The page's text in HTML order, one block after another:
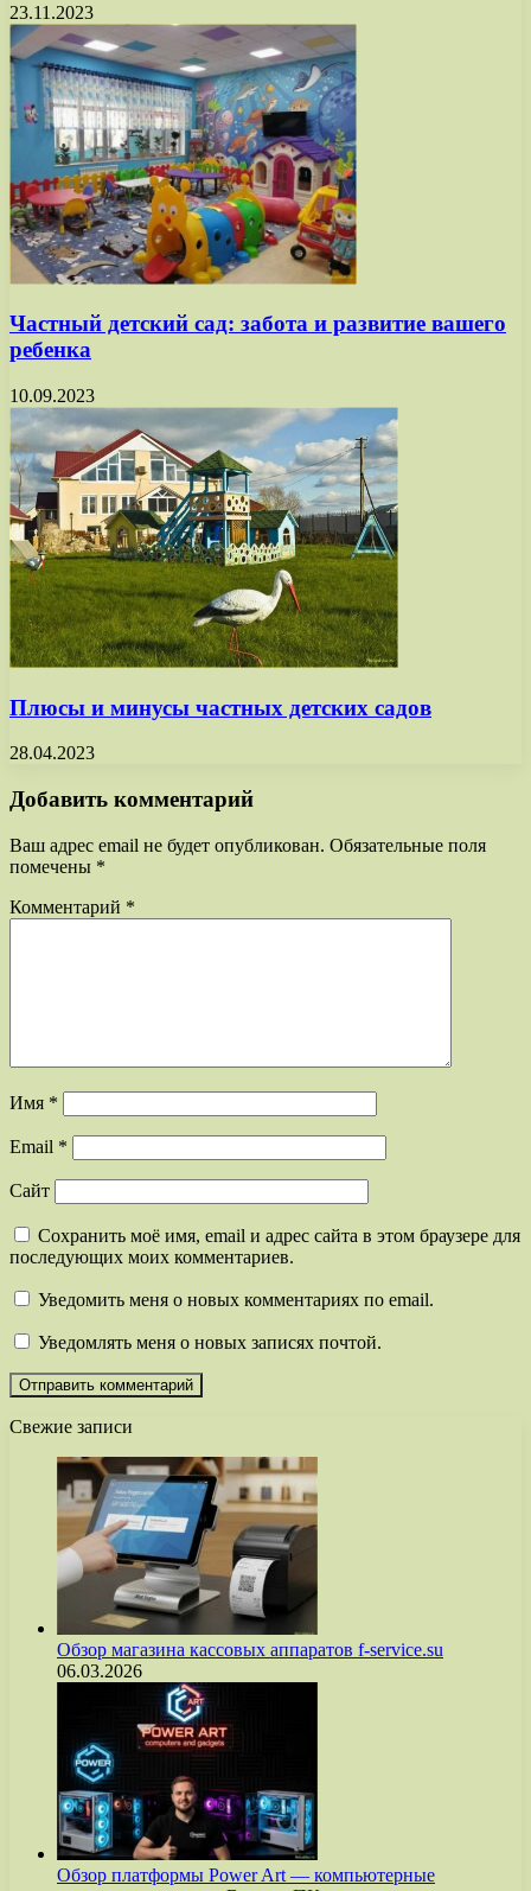
23.11.2023
Частный детский сад: забота и развитие вашего
ребенка
10.09.2023
Плюсы и минусы частных детских садов
28.04.2023
Добавить комментарий
Ваш адрес email не будет опубликован. Обязательные поля
помечены *
Комментарий *
Имя *
Email *
Сайт
Сохранить моё имя, email и адрес сайта в этом браузере для
последующих моих комментариев.
Уведомить меня о новых комментариях по email.
Уведомлять меня о новых записях почтой.
Свежие записи
Обзор магазина кассовых аппаратов f-service.su
06.03.2026
Обзор платформы Power Art — компьютерные